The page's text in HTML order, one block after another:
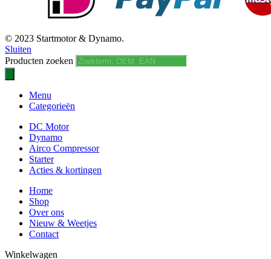
© 2023 Startmotor & Dynamo.
Sluiten
Producten zoeken
Menu
Categorieën
DC Motor
Dynamo
Airco Compressor
Starter
Acties & kortingen
Home
Shop
Over ons
Nieuw & Weetjes
Contact
Winkelwagen